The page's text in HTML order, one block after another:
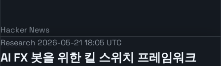
Hacker News
Research 2026-05-21 18:05 UTC
AI FX 봇을 위한 킬 스위치 프레임워크